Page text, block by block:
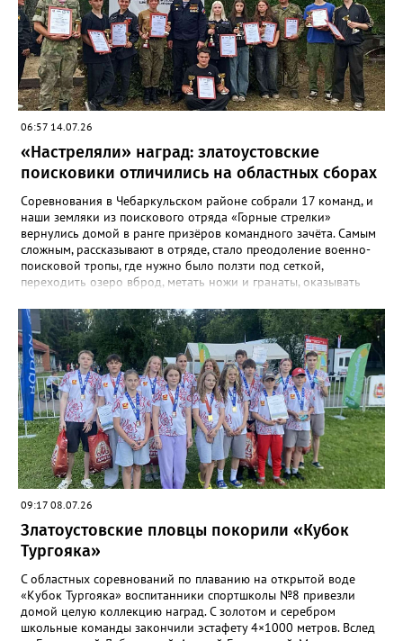
06:57 14.07.26
«Настреляли» наград: златоустовские
поисковики отличились на областных сборах
Соревнования в Чебаркульском районе собрали 17 команд, и
наши земляки из поискового отряда «Горные стрелки»
вернулись домой в ранге призёров командного зачёта. Самым
сложным, рассказывают в отряде, стало преодоление военно-
поисковой тропы, где нужно было ползти под сеткой,
переходить озеро вброд, метать ножи и гранаты, оказывать
экспедициями и тренировками старшие «Горные стрелки»
финишировали вторыми, а их товарищи из средней группы –
третьими. В соревновательной программе были и визитка, и
видеоролик, а также викторина, конкурс музейных
экспотнатов и «профессиональный» этап под названием
«Эксгумация. Документирование работ», где средняя группа
лидировала, а старшие взяли бронзу. Всего «Горные стрелки»
привезли 13 наград разного достоинства. В средней группе
представители отряда стали вице-чемпионами, в старшей –
замкнули тройку лучших.
09:17 08.07.26
Златоустовские пловцы покорили «Кубок
Тургояка»
С областных соревнований по плаванию на открытой воде
«Кубок Тургояка» воспитанники спортшколы №8 привезли
домой целую коллекцию наград. С золотом и серебром
школьные команды закончили эстафету 4×1000 метров. Вслед